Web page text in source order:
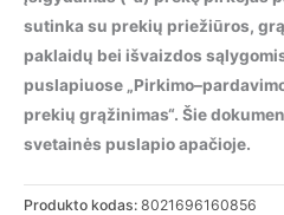
sutinka su prekių priežiūros,
paklaidų bei išvaizdos
puslapiuose
prekių grąžinimas“. Šie
svetainės puslapio apačioje.
Produkto kodas: 8021696160856